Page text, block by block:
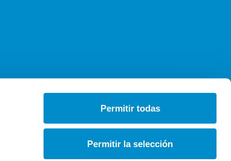
Permitir todas
Permitir la selección
Las direcciones de correo y el dominio